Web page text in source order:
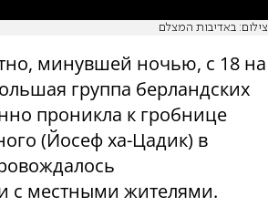
צילום: באדיבות המצלם
минувшей ночью, с 18 на
группа берландских
проникла к гробнице
(Йосеф ха-Цадик) в
с местными жителями.